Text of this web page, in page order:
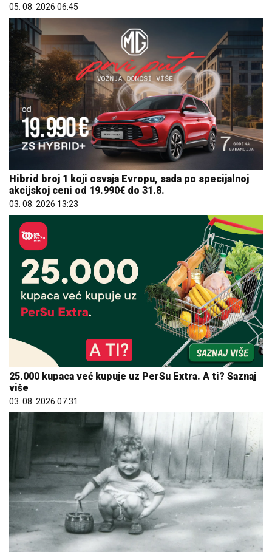
05. 08. 2026 06:45
Hibrid broj 1 koji osvaja Evropu, sada po specijalnoj
akcijskoj ceni od 19.990€ do 31.8.
03. 08. 2026 13:23
25.000 kupaca već kupuje uz PerSu Extra. A ti? Saznaj
više
03. 08. 2026 07:31